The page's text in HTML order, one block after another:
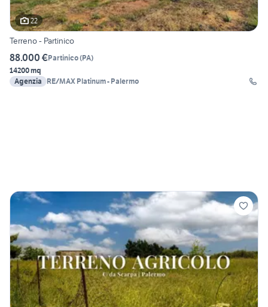
22
Terreno - Partinico
88.000 €Partinico(PA)
14200 mq
Agenzia
RE/MAX Platinum - Palermo